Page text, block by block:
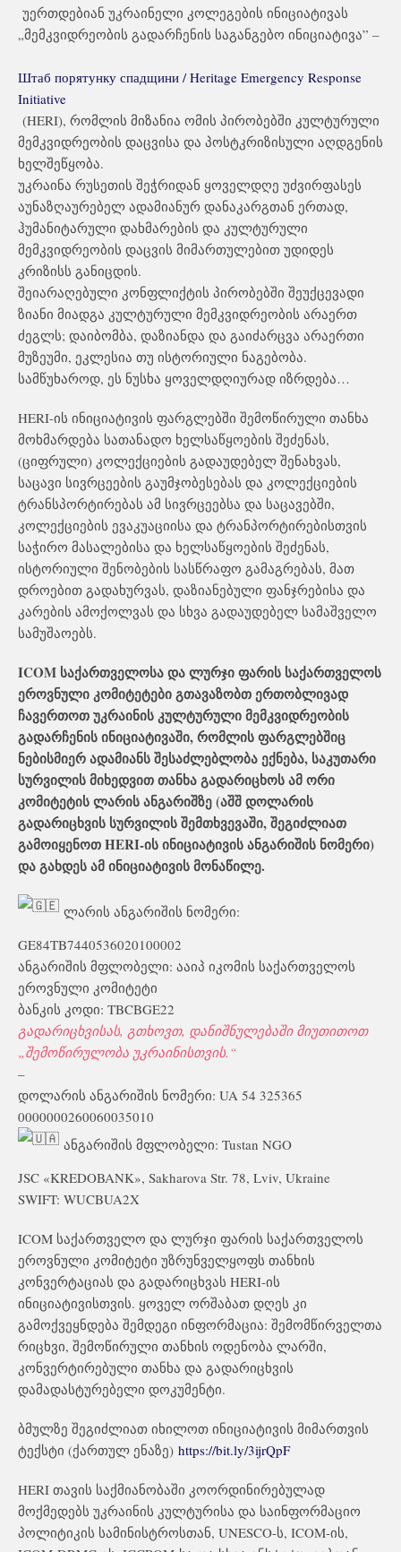
უერთდებიან უკრაინელი კოლეგების ინიციატივას
„მემკვიდრეობის გადარჩენის საგანგებო ინიციატივა” –
Штаб порятунку спадщини / Heritage Emergency Response
Initiative
(HERI), რომლის მიზანია ომის პირობებში კულტურული
მემკვიდრეობის დაცვისა და პოსტკრიზისული აღდგენის
ხელშეწყობა.
უკრაინა რუსეთის შეჭრიდან ყოველდღე უძვირფასეს
აუნაზღაურებელ ადამიანურ დანაკარგთან ერთად,
ჰუმანიტარული დახმარების და კულტურული
მემკვიდრეობის დაცვის მიმართულებით უდიდეს
კრიზისს განიცდის.
შეიარაღებული კონფლიქტის პირობებში შეუქცევადი
ზიანი მიადგა კულტურული მემკვიდრეობის არაერთ
ძეგლს; დაიბომბა, დაზიანდა და გაიძარცვა არაერთი
მუზეუმი, ეკლესია თუ ისტორიული ნაგებობა.
სამწუხაროდ, ეს ნუსხა ყოველდღიურად იზრდება…
HERI-ის ინიციატივის ფარგლებში შემოწირული თანხა
მოხმარდება სათანადო ხელსაწყოების შეძენას,
(ციფრული) კოლექციების გადაუდებელ შენახვას,
საცავი სივრცეების გაუმჯობესებას და კოლექციების
ტრანსპორტირებას ამ სივრცეებსა და საცავებში,
კოლექციების ევაკუაციისა და ტრანპორტირებისთვის
საჭირო მასალებისა და ხელსაწყოების შეძენას,
ისტორიული შენობების სასწრაფო გამაგრებას, მათ
დროებით გადახურვას, დაზიანებული ფანჯრებისა და
კარების ამოქოლვას და სხვა გადაუდებელ სამაშველო
სამუშაოებს.
ICOM საქართველოსა და ლურჯი ფარის საქართველოს
ეროვნული კომიტეტები გთავაზობთ ერთობლივად
ჩავერთოთ უკრაინის კულტურული მემკვიდრეობის
გადარჩენის ინიციატივაში, რომლის ფარგლებშიც
ნებისმიერ ადამიანს შესაძლებლობა ექნება, საკუთარი
სურვილის მიხედვით თანხა გადარიცხოს ამ ორი
კომიტეტის ლარის ანგარიშზე (აშშ დოლარის
გადარიცხვის სურვილის შემთხვევაში, შეგიძლიათ
გამოიყენოთ HERI-ის ინიციატივის ანგარიშის ნომერი)
და გახდეს ამ ინიციატივის მონაწილე.
ლარის ანგარიშის ნომერი:
GE84TB7440536020100002
ანგარიშის მფლობელი: ააიპ იკომის საქართველოს
ეროვნული კომიტეტი
ბანკის კოდი: TBCBGE22
გადარიცხვისას, გთხოვთ, დანიშნულებაში მიუთითოთ
„შემოწირულობა უკრაინისთვის.“
–
დოლარის ანგარიშის ნომერი: UA 54 325365
0000000260060035010
ანგარიშის მფლობელი: Tustan NGO
JSC «KREDOBANK», Sakharova Str. 78, Lviv, Ukraine
SWIFT: WUCBUA2X
ICOM საქართველო და ლურჯი ფარის საქართველოს
ეროვნული კომიტეტი უზრუნველყოფს თანხის
კონვერტაციას და გადარიცხვას HERI-ის
ინიციატივისთვის. ყოველ ორშაბათ დღეს კი
გამოქვეყნდება შემდეგი ინფორმაცია: შემომწირველთა
რიცხვი, შემოწირული თანხის ოდენობა ლარში,
კონვერტირებული თანხა და გადარიცხვის
დამადასტურებელი დოკუმენტი.
ბმულზე შეგიძლიათ იხილოთ ინიციატივის მიმართვის
ტექსტი (ქართულ ენაზე) https://bit.ly/3ijrQpF
HERI თავის საქმიანობაში კოორდინირებულად
მოქმედებს უკრაინის კულტურისა და საინფორმაციო
პოლიტიკის სამინისტროსთან, UNESCO-ს, ICOM-ის,